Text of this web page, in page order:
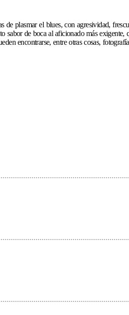
plasmar el blues, con agresividad,
de boca al aficionado más
encontrarse, entre otras cosas,